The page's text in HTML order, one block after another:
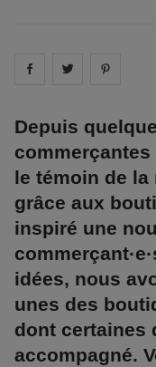
Share on facebook
Share on
Depuis
le témoin de
grâce aux
inspiré une
idées, nous
unes des
dont certaines
accompagné.